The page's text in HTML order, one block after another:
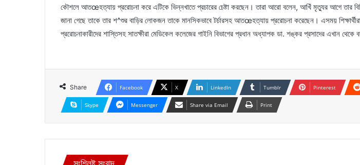
কৌশলে আতœহত্যায় প্ররোচনা করে এটিকে ভিন্নখাতে প্রচারের চেষ্টা করছেন। তারা আরো বলেন, আখিঁ মৃত্যুর আগে তার
জানা গেছে তাকে তার শ^শুর বাড়ির লোকজন তাকে মানসিকভাবে টর্চারসহ আতœহত্যায় প্ররোচনা করেছেন। এসময়
প্ররোচনাকারীদের শাস্তিসহ সাতক্ষীরা মেডিকেল কলেজের গাইনি বিভাগের প্রধান অধ্যাপক ডা. শঙ্কর প্রসাদের এখান থেকে
Share Facebook X LinkedIn Tumblr Pinterest
Skype Messenger Share via Email Print